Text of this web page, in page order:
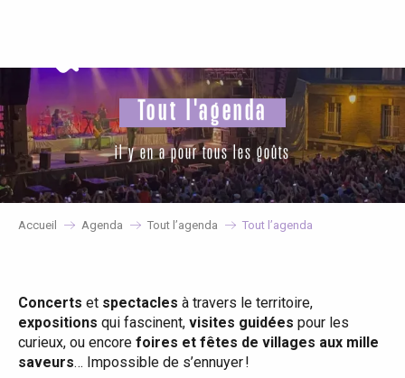
principal
Tout l'agenda
il y en a pour tous les goûts
Accueil Agenda Tout l’agenda Tout l’agenda
Concerts et spectacles à travers le territoire,
expositions qui fascinent, visites guidées pour les
curieux, ou encore foires et fêtes de villages aux mille
saveurs… Impossible de s’ennuyer !